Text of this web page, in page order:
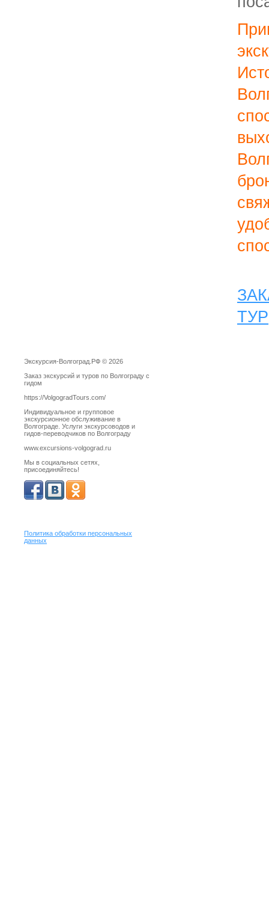
ТУР
Экскурсия-Волгоград.РФ © 2026
Заказ экскурсий и туров по Волгограду с
гидом
https://VolgogradTours.com/
Индивидуальное и групповое
экскурсионное обслуживание в
Волгограде. Услуги экскурсоводов и
гидов-переводчиков по Волгограду
www.excursions-volgograd.ru
Мы в социальных сетях,
присоединяйтесь!
Политика обработки персональных
данных